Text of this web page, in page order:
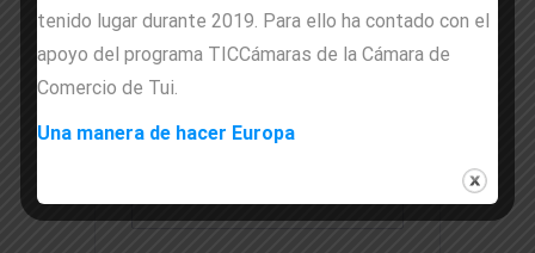
Código Postal *
tenido lugar durante 2019. Para ello ha contado con el
apoyo del programa TICCámaras de la Cámara de
Comercio de Tui.
Una manera de hacer Europa